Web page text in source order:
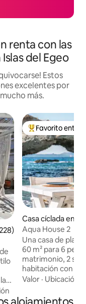
renta con las
del Egeo
Estos
excelentes por
más.
promedio: 4.94 de
la
De los mejores
Favorito entre
Casa cíclada en
Aqua House 2
Una casa de
60 m² para 6
matrimonio, 2
habitación con 2
elegantes y
combinado con la
Valor · Ubicación